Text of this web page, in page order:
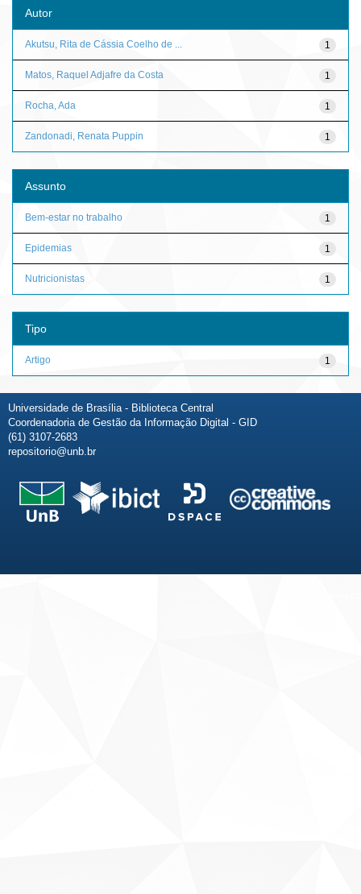
Autor
1
Akutsu, Rita de Cássia Coelho de ...
1
Matos, Raquel Adjafre da Costa
1
Rocha, Ada
1
Zandonadi, Renata Puppin
Assunto
1
Bem-estar no trabalho
1
Epidemias
1
Nutricionistas
Tipo
1
Artigo
Universidade de Brasília - Biblioteca Central
Coordenadoria de Gestão da Informação Digital - GID
(61) 3107-2683
repositorio@unb.br